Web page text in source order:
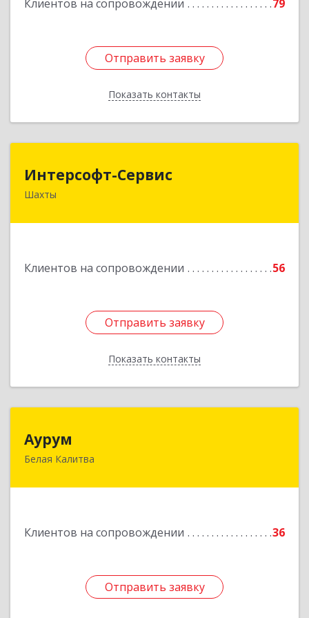
Клиентов на сопровождении 79
Отправить заявку
Показать контакты
Отправить заявку
Назад
Интерсофт-Сервис
Шахты
Клиентов на сопровождении 56
Отправить заявку
Показать контакты
346480, Ростовская обл, Шахты г, Советская ул,
Отправить заявку
Назад
Аурум
Белая Калитва
Клиентов на сопровождении 36
Отправить заявку
347044, Ростовская обл, Белокалитвинский р-н,
Отправить заявку